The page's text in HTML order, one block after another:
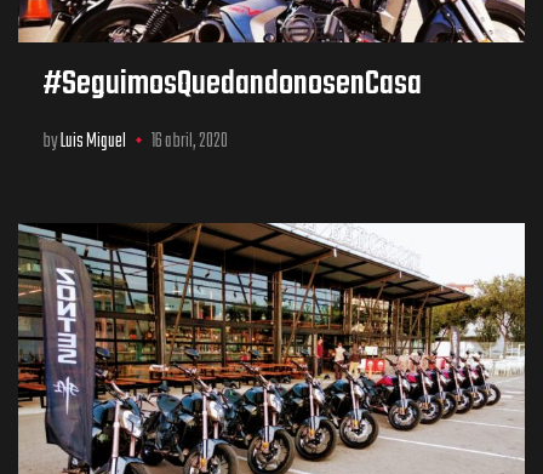
#SeguimosQuedandonosenCasa
byLuis Miguel 16 abril, 2020